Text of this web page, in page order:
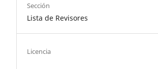
Sección
Lista de Revisores
Licencia